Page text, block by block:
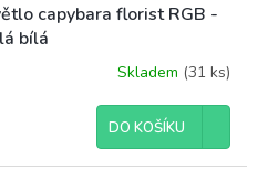
capybara florist RGB -
bílá
Skladem (31 ks)
DO KOŠÍKU